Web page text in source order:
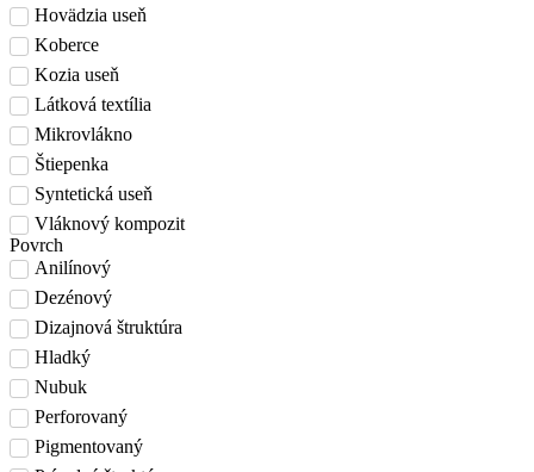
Hovädzia useň
Koberce
Kozia useň
Látková textília
Mikrovlákno
Štiepenka
Syntetická useň
Vláknový kompozit
Povrch
Anilínový
Dezénový
Dizajnová štruktúra
Hladký
Nubuk
Perforovaný
Pigmentovaný